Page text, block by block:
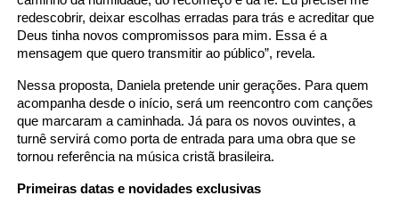
redescobrir, deixar escolhas erradas para trás e acreditar que
Deus tinha novos compromissos para mim. Essa é a
mensagem que quero transmitir ao público”, revela.
Nessa proposta, Daniela pretende unir gerações. Para quem
acompanha desde o início, será um reencontro com canções
que marcaram a caminhada. Já para os novos ouvintes, a
turnê servirá como porta de entrada para uma obra que se
tornou referência na música cristã brasileira.
Primeiras datas e novidades exclusivas